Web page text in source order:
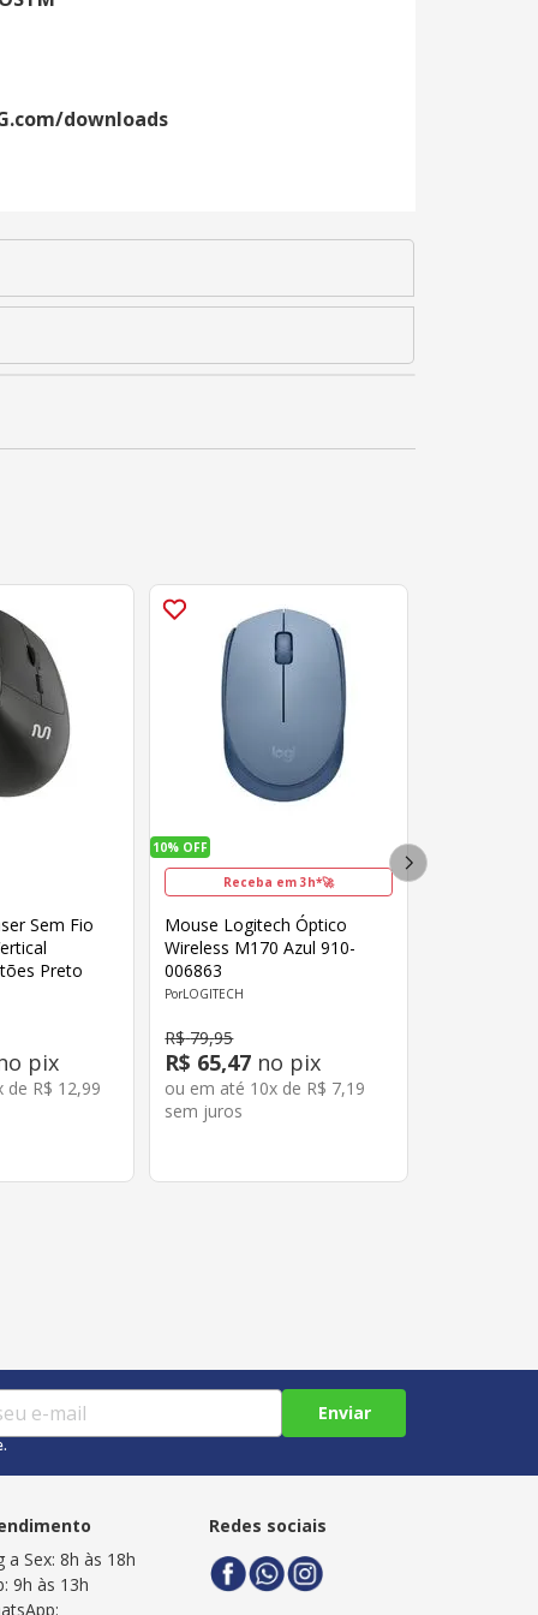
downloads
Sem Fio
Preto
pix
de R$ 12,99
10% OFF
Receba em 3h*🚀
Mouse Logitech Óptico
Wireless M170 Azul 910-
006863
LOGITECH
R$ 79,95
R$ 65,47 no pix
ou em até 10x de R$ 7,19
sem juros
Enviar
a Sex: 8h às 18h
9h às 13h
Redes sociais